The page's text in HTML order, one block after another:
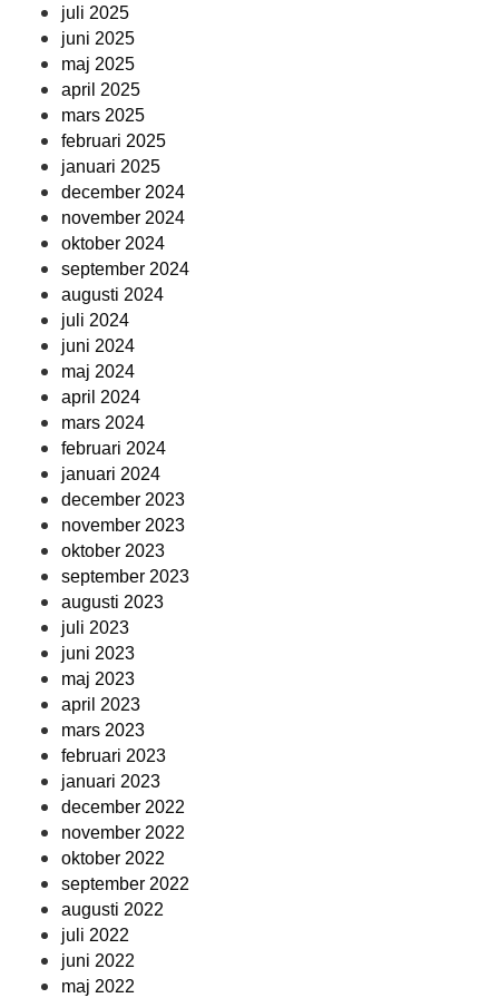
juli 2025
juni 2025
maj 2025
april 2025
mars 2025
februari 2025
januari 2025
december 2024
november 2024
oktober 2024
september 2024
augusti 2024
juli 2024
juni 2024
maj 2024
april 2024
mars 2024
februari 2024
januari 2024
december 2023
november 2023
oktober 2023
september 2023
augusti 2023
juli 2023
juni 2023
maj 2023
april 2023
mars 2023
februari 2023
januari 2023
december 2022
november 2022
oktober 2022
september 2022
augusti 2022
juli 2022
juni 2022
maj 2022